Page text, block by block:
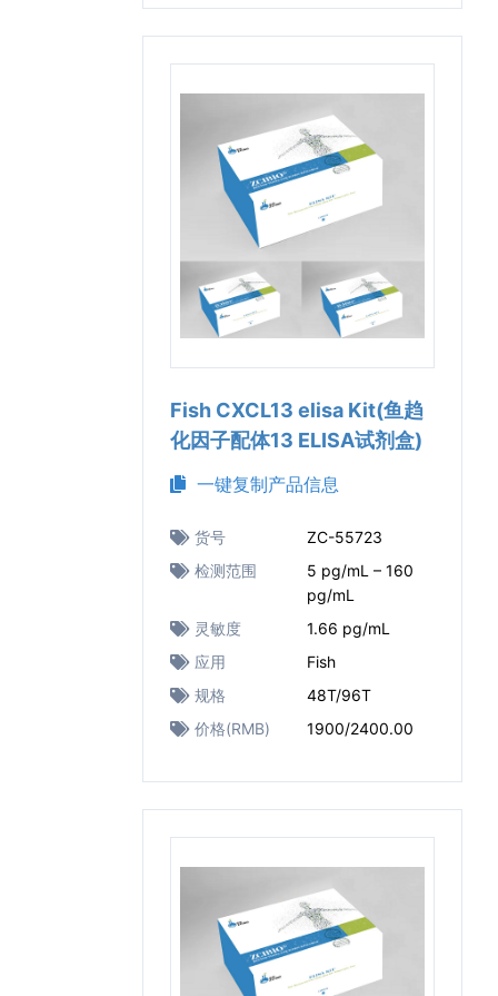
Fish CXCL13 elisa Kit(鱼趋
化因子配体13 ELISA试剂盒)
一键复制产品信息
货号
ZC-55723
检测范围
5 pg/mL – 160
pg/mL
灵敏度
1.66 pg/mL
应用
Fish
规格
48T/96T
价格(RMB)
1900/2400.00